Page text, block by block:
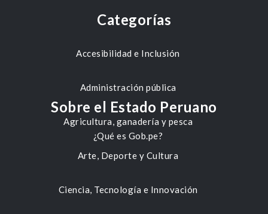
Categorías
Accesibilidad e Inclusión
Administración pública
Agricultura, ganadería y pesca
Arte, Deporte y Cultura
Ciencia, Tecnología e Innovación
Sobre el Estado Peruano
¿Qué es Gob.pe?